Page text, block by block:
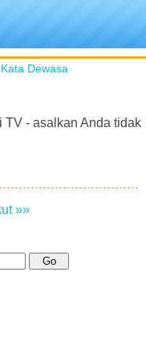
Dewasa
TV - asalkan Anda tidak
»»